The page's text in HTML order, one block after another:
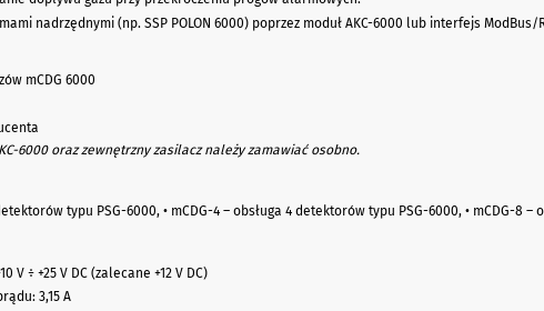
nadrzędnymi (np. SSP POLON 6000) poprzez moduł AKC-6000 lub interfejs ModBus/
mCDG 6000
6000 oraz zewnętrzny zasilacz należy zamawiać osobno.
typu PSG-6000, • mCDG-4 – obsługa 4 detektorów typu PSG-6000, • mCDG-8
V ÷ +25 V DC (zalecane +12 V DC)
3,15 A